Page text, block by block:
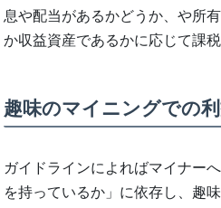
息や配当があるかどうか、や所
か収益資産であるかに応じて課税
趣味のマイニングでの
ガイドラインによればマイナー
を持っているか」に依存し、趣